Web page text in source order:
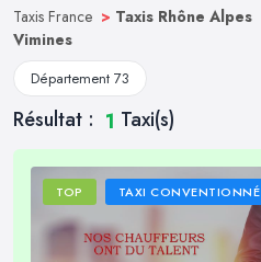
Taxis France > Taxis Rhône Alpes
Vimines
Département 73
Résultat : 1 Taxi(s)
TOP TAXI CONVENTIONNÉ